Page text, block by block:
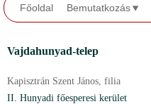
Főoldal Bemutatkozás
Vajdahunyad-telep
Kapisztrán Szent János, filia
II. Hunyadi főesperesi kerület